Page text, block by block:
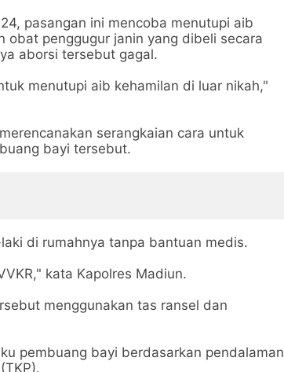
pasangan ini mencoba menutupi aib
obat penggugur janin yang dibeli secara
aborsi tersebut gagal.
menutupi aib kehamilan di luar nikah,"
serangkaian cara untuk
bayi tersebut.
di rumahnya tanpa bantuan medis.
kata Kapolres Madiun.
menggunakan tas ransel dan
pembuang bayi berdasarkan pendalaman